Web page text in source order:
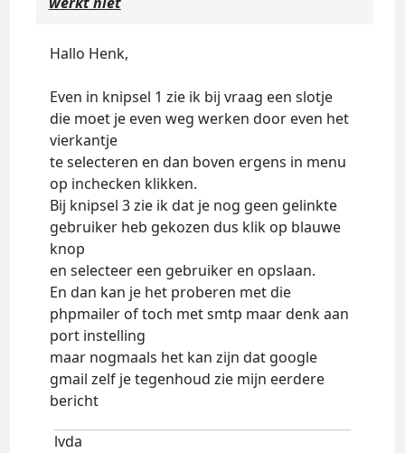
Hallo Henk,
Even in knipsel 1 zie ik bij vraag een slotje
die moet je even weg werken door even het
vierkantje
te selecteren en dan boven ergens in menu
op inchecken klikken.
Bij knipsel 3 zie ik dat je nog geen gelinkte
gebruiker heb gekozen dus klik op blauwe
knop
en selecteer een gebruiker en opslaan.
En dan kan je het proberen met die
phpmailer of toch met smtp maar denk aan
port instelling
maar nogmaals het kan zijn dat google
gmail zelf je tegenhoud zie mijn eerdere
bericht
lvda